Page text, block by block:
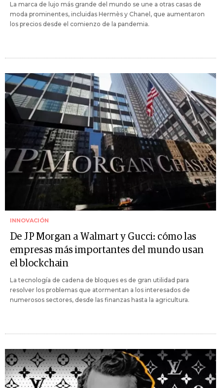
La marca de lujo más grande del mundo se une a otras casas de
moda prominentes, incluidas Hermès y Chanel, que aumentaron
los precios desde el comienzo de la pandemia.
INNOVACIÓN
De JP Morgan a Walmart y Gucci: cómo las
empresas más importantes del mundo usan
el blockchain
La tecnología de cadena de bloques es de gran utilidad para
resolver los problemas que atormentan a los interesados de
numerosos sectores, desde las finanzas hasta la agricultura.